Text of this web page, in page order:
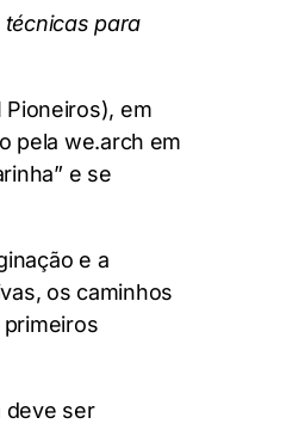
para
Pioneiros), em
pela we.arch em
e se
e a
os caminhos
deve ser